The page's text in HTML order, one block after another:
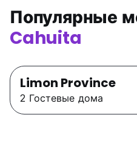
Популярные
Cahuita
Limon Province
2 Гостевые дома